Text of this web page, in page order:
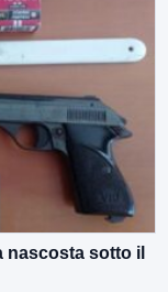
nascosta sotto il